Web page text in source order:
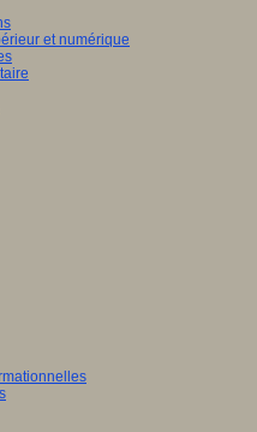
et numérique